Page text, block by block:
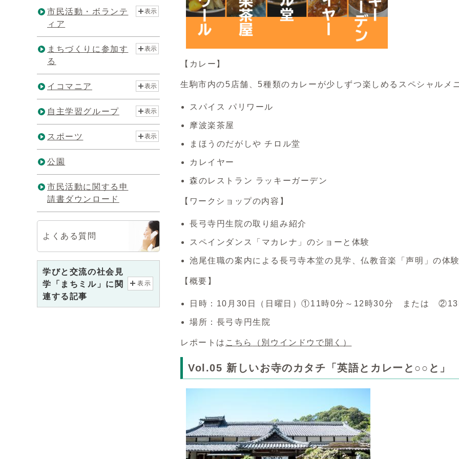
【カレー】
生駒市内の5店舗、5種類のカレーが少しずつ楽しめるスペシャルメ
スパイス パリワール
摩波楽茶屋
まほうのだがしや チロル堂
カレイヤー
森のレストラン ラッキーガーデン
【ワークショップの内容】
長弓寺円生院の取り組み紹介
スペインダンス「マカレナ」のショーと体験
池尾住職の案内による長弓寺本堂の見学、仏教音楽「声明」の体
【概要】
日時：10月30日（日曜日）①11時0分～12時30分 または ②13
場所：長弓寺円生院
レポートは こちら （別ウインドウで開く）
Vol.05 新しいお寺のカタチ「英語とカレーと○○と」
市民活動・ボランテ
ィア
表示
まちづくりに参加す
る
表示
イコマニア 表示
自主学習グループ 表示
スポーツ 表示
公園
市民活動に関する申
請書ダウンロード
よくある質問
学びと交流の社会見
学「まちミル」に関
連する記事
表示